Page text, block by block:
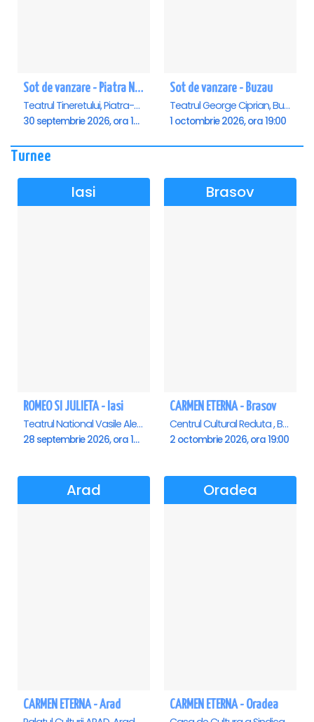
Sot de vanzare - Piatra Neamt
Teatrul Tineretului, Piatra-Neamt
30 septembrie 2026, ora 19:00
Sot de vanzare - Buzau
Teatrul George Ciprian, Buzau
1 octombrie 2026, ora 19:00
Turnee
Iasi
ROMEO SI JULIETA - Iasi
Teatrul National Vasile Alecsandri , Iasi
28 septembrie 2026, ora 19:00
Brasov
CARMEN ETERNA - Brasov
Centrul Cultural Reduta , Brasov
2 octombrie 2026, ora 19:00
Arad
CARMEN ETERNA - Arad
Oradea
CARMEN ETERNA - Oradea